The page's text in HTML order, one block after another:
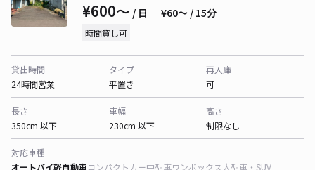
¥600〜 / 日 ¥60〜 / 15分
時間貸し可
貸出時間
24時間営業
タイプ
平置き
再入庫
可
長さ
350cm 以下
車幅
230cm 以下
高さ
制限なし
対応車種
オートバイ軽自動車コンパクトカー中型車ワンボックス大型車・SUV